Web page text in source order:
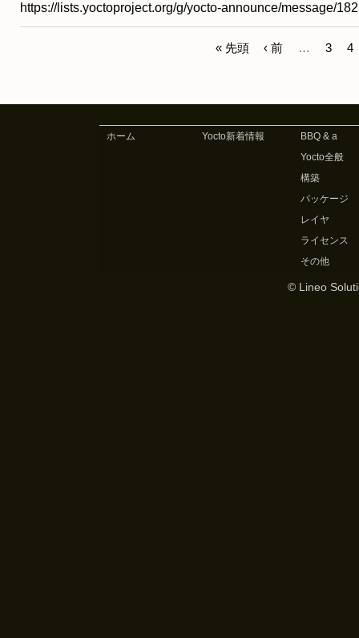
https://lists.yoctoproject.org/g/yocto-announce/message/182
ジ
« 先頭 ‹ 前 … 3 4
ホーム Yocto新着情報
BBQ & a
Yocto全般
構築
パッケージ
レイヤ
ライセンス
その他
© Lineo